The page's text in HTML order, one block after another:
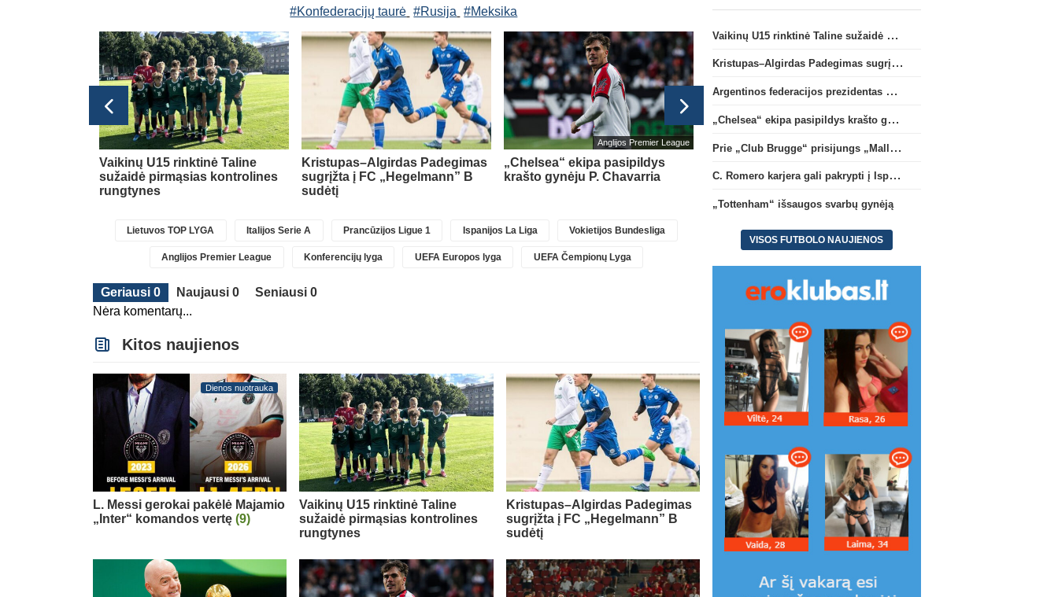
#Konfederacijų taurė #Rusija #Meksika
Vaikinų U15 rinktinė Taline
sužaidė pirmąsias kontrolines
rungtynes
Kristupas–Algirdas Padegimas
sugrįžta į FC „Hegelmann” B
sudėtį
Anglijos Premier League
„Chelsea“ ekipa pasipildys
krašto gynėju P. Chavarria
Ispanijos La Liga
„Mallorca“ klube atsiskleidęs J.
Lietuvos TOP LYGA Italijos Serie A Prancūzijos Ligue 1 Ispanijos La Liga Vokietijos Bundesliga
Anglijos Premier League Konferencijų lyga UEFA Europos lyga UEFA Čempionų Lyga
Geriausi 0 Naujausi 0
Seniausi 0
Nėra komentarų...
Kitos naujienos
Dienos nuotrauka
L. Messi gerokai pakėlė Majamio
„Inter“ komandos vertę (9)
Vaikinų U15 rinktinė Taline
sužaidė pirmąsias kontrolines
rungtynes
Kristupas–Algirdas Padegimas
sugrįžta į FC „Hegelmann” B
sudėtį
Vaikinų U15 rinktinė Taline sužaidė pirmąsias kontrolines rungtynes
Kristupas–Algirdas Padegimas sugrįžta į FC „Hegelmann” B sudėtį
Argentinos federacijos prezidentas C. Tapia negailėjo pagyrų G. Infantino
„Chelsea“ ekipa pasipildys krašto gynėju P. Chavarria
Prie „Club Brugge“ prisijungs „Mallorca“ klube atsiskleidęs J. Virgili
C. Romero karjera gali pakrypti į Ispaniją
„Tottenham“ išsaugos svarbų gynėją
VISOS FUTBOLO NAUJIENOS